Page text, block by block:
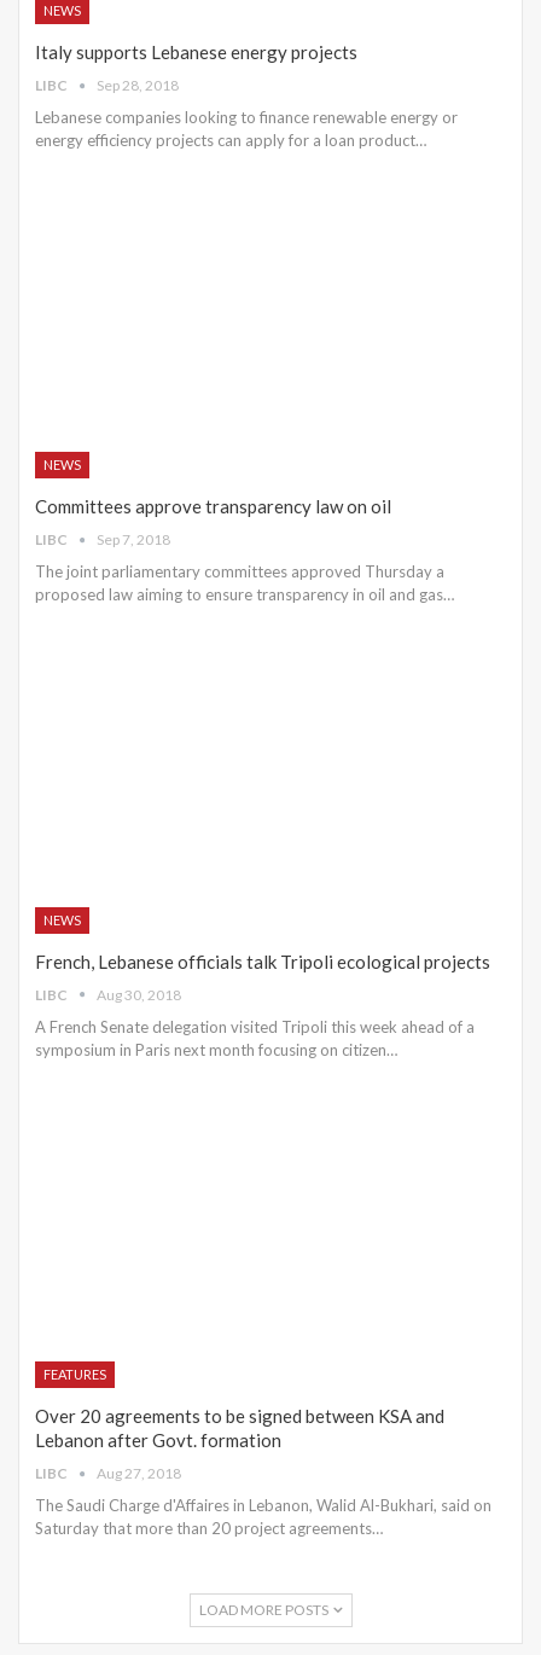
NEWS
Italy supports Lebanese energy projects
LIBC Sep 28, 2018
Lebanese companies looking to finance renewable energy or
energy efficiency projects can apply for a loan product…
NEWS
Committees approve transparency law on oil
LIBC Sep 7, 2018
The joint parliamentary committees approved Thursday a
proposed law aiming to ensure transparency in oil and gas…
NEWS
French, Lebanese officials talk Tripoli ecological projects
LIBC Aug 30, 2018
A French Senate delegation visited Tripoli this week ahead of a
symposium in Paris next month focusing on citizen…
FEATURES
Over 20 agreements to be signed between KSA and
Lebanon after Govt. formation
LIBC Aug 27, 2018
The Saudi Charge d'Affaires in Lebanon, Walid Al-Bukhari, said on
Saturday that more than 20 project agreements…
LOAD MORE POSTS